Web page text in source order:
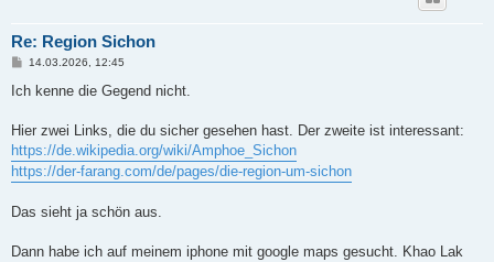
Re: Region Sichon
B
i
a
14.03.2026, 12:45
Ich kenne die Gegend nicht.
Hier zwei Links, die du sicher gesehen hast. Der zweite ist interessant:
https://de.wikipedia.org/wiki/Amphoe_Sichon
https://der-farang.com/de/pages/die-region-um-sichon
Das sieht ja schön aus.
Dann habe ich auf meinem iphone mit google maps gesucht. Khao Lak